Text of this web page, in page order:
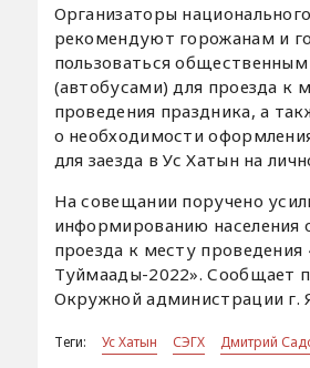
Организаторы
рекомендуют горожанам и
пользоваться
(автобусами) для проезда к
проведения праздника, а
о необходимости
для заезда в Ус Хатын на
На совещании поручено
информированию населения
проезда к месту проведения
Туймаады-2022». Сообщает
Окружной администрации г.
Теги: Ус Хатын СЭГХ
Дмитрий